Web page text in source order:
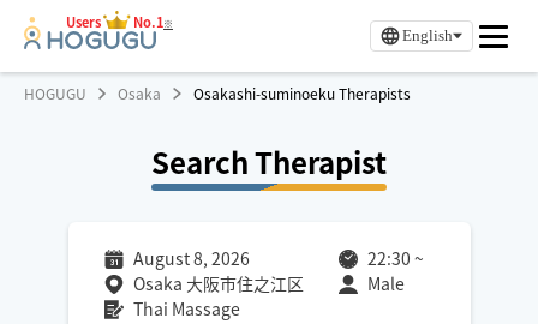
Users No.1※
English
HOGUGU Osaka Osakashi-suminoeku Therapists
Search Therapist
August 8, 2026 22:30 ~
Osaka 大阪市住之江区
Male
Thai Massage